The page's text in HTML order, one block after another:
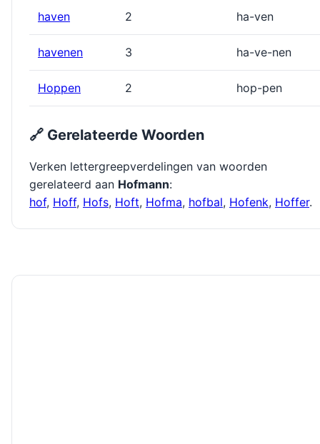
haven 2 ha-ven
havenen 3 ha-ve-nen
Hoppen 2 hop-pen
🔗 Gerelateerde Woorden
Verken lettergreepverdelingen van woorden
gerelateerd aan Hofmann:
hof, Hoff, Hofs, Hoft, Hofma, hofbal, Hofenk, Hoffer.